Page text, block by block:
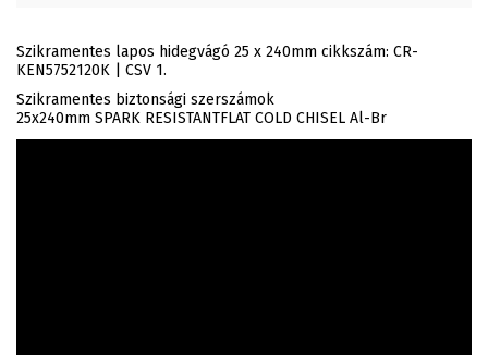
Szikramentes lapos hidegvágó 25 x 240mm cikkszám: CR-
KEN5752120K | CSV 1.
Szikramentes biztonsági szerszámok
25x240mm SPARK RESISTANTFLAT COLD CHISEL Al-Br